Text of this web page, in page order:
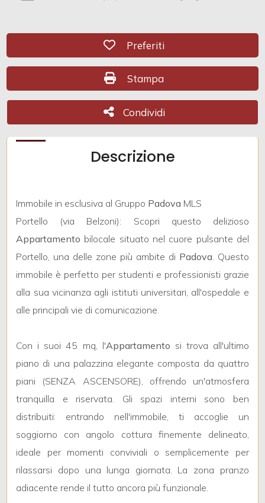
Preferiti: Cod. 8
Preferiti
Stampa: Cod. 8
Stampa
Condividi
Condividi
Descrizione
Immobile in esclusiva al Gruppo Padova MLS
Portello (via Belzoni): Scopri questo delizioso
Appartamento bilocale situato nel cuore pulsante del
Portello, una delle zone più ambite di Padova. Questo
immobile è perfetto per studenti e professionisti grazie
alla sua vicinanza agli istituti universitari, all'ospedale e
alle principali vie di comunicazione.
Con i suoi 45 mq, l'Appartamento si trova all'ultimo
piano di una palazzina elegante composta da quattro
piani (SENZA ASCENSORE), offrendo un'atmosfera
tranquilla e riservata. Gli spazi interni sono ben
distribuiti: entrando nell'immobile, ti accoglie un
soggiorno con angolo cottura finemente delineato,
ideale per momenti conviviali o semplicemente per
rilassarsi dopo una lunga giornata. La zona pranzo
adiacente rende il tutto ancora più funzionale.
mq
Locali
minimi
Qualsiasi
1
3
4
5